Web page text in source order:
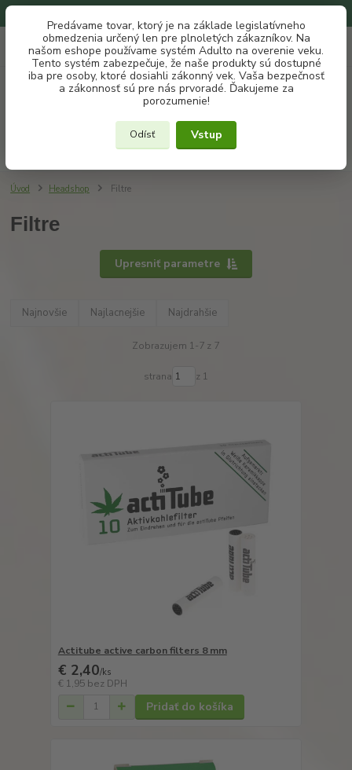
Predávame tovar, ktorý je na základe legislatívneho
obmedzenia určený len pre plnoletých zákazníkov. Na
našom eshope používame systém Adulto na overenie veku.
Tento systém zabezpečuje, že naše produkty sú dostupné
iba pre osoby, ktoré dosiahli zákonný vek. Vaša bezpečnosť
a zákonnosť sú pre nás prvoradé. Ďakujeme za
porozumenie!
Odísť Vstup
EUR
+421 907 302 607
(Po-Pia, 10 -18 hod.)
za€ 0
Úvod Headshop Filtre
Filtre
Upresniť parametre
Najnovšie Najlacnejšie Najdrahšie
Zobrazujem 1-7 z 7
strana z 1
Actitube active carbon filters 8 mm
€ 2,40/ks
€ 1,95 bez DPH
Pridať do košíka